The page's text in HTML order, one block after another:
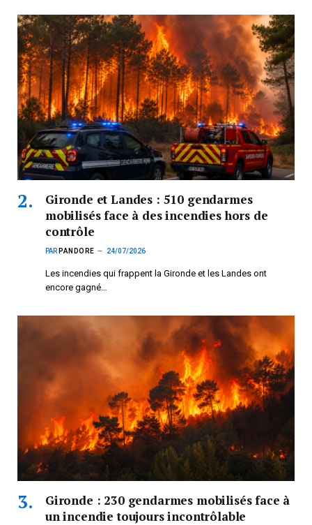
Gironde et Landes : 510 gendarmes
mobilisés face à des incendies hors de
contrôle
PAR PANDORE 24/07/2026
Les incendies qui frappent la Gironde et les Landes ont
encore gagné…
Gironde : 230 gendarmes mobilisés face à
un incendie toujours incontrôlable